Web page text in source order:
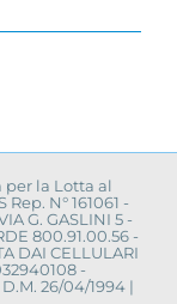
per la Lotta al
N° 161061 -
G. GASLINI 5 -
800.91.00.56 -
DAI CELLULARI
-
26/04/1994 |